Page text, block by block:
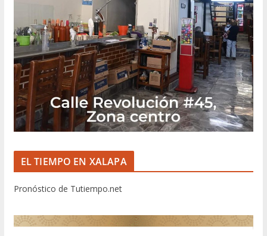
EL TIEMPO EN XALAPA
Pronóstico de Tutiempo.net